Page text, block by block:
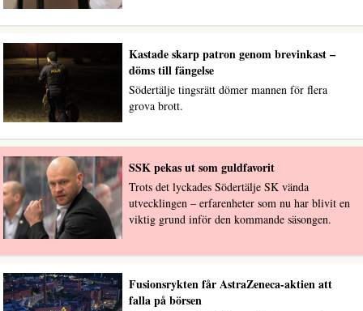
Kastade skarp patron genom brevinkast –
döms till fängelse
Södertälje tingsrätt dömer mannen för flera
grova brott.
SSK pekas ut som guldfavorit
Trots det lyckades Södertälje SK vända
utvecklingen – erfarenheter som nu har blivit en
viktig grund inför den kommande säsongen.
Fusionsrykten får AstraZeneca-aktien att
falla på börsen